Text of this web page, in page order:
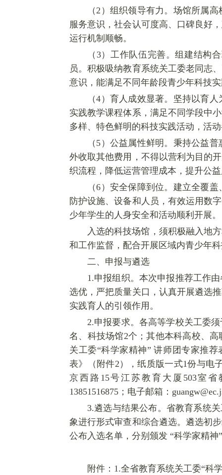
（2 ）组织领导有力。场馆所属
服务意识，社会认可度高、口碑良好
运行机制顺畅。
（ 3）工作队伍完善。组建结构
员。积极吸纳教育系统关工委老同志
意识，能满足不同年龄段青少年科技
（4 ）育人成效显著。坚持以育
实践教学课程体系，满足不同学段中
多样、特色鲜明的科技实践活动，活
（ 5 ）公益属性鲜明。秉持公益
外收取其他费用，不得以营利为目的
织流程，降低运营管理成本，提升公
（6 ）安全保障到位。建立全覆
防护设施、设备和人员，有效运用数
少年学生的人身安全和活动顺利开展。
入选的科技场馆，须积极融入地
和工作监督，配合开展区域内青少年
二、申报与遴选
1.申报组织。本次申报推荐工作
选优，严把质量关口，认真开展遴选
实践育人的引领作用。
2.申报要求。各高等学校关工委须
名、科技场馆2个；其他本科高校、
关工委“科学家精神” 讲师团专家推
表》（附件2），纸质版一式1份与电
京西路15号江苏教育大厦503室省
13851516875；电子邮箱：
3.遴选与结果公布。省教育系统
象进行形式审查和综合遴选。遴选初
公布入选名单，分别颁发 “科学家精
附件： 1.全省教育系统关工委“科